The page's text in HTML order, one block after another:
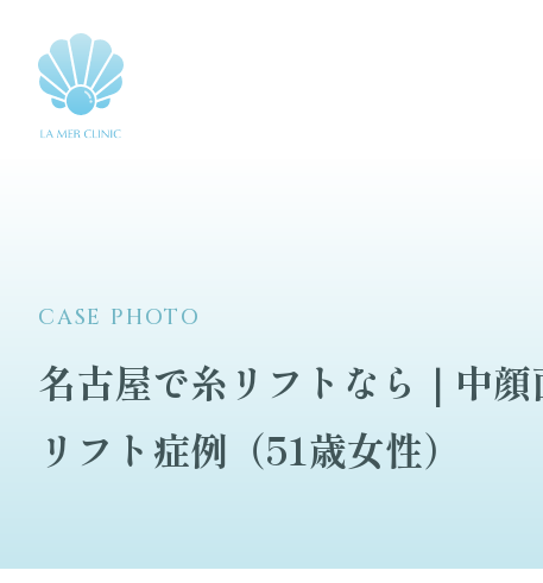
CASE PHOTO
名古屋で糸リフトなら｜中
リフト症例（51歳女性）